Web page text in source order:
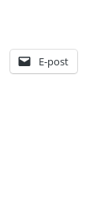
E-post